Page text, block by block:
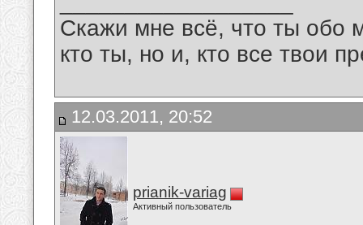
Скажи мне всё, что ты обо
кто ты, но и, кто все твои
12.03.2011, 20:52
prianik-variag
Активный пользователь